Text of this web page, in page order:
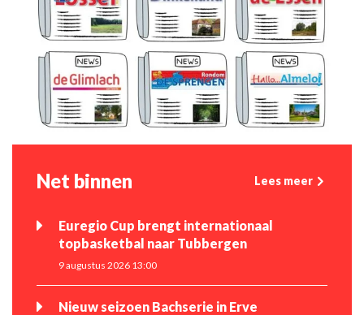
Net binnen Lees meer
Euregio Cup brengt internationaal
topbasketbal naar Tubbergen
9 augustus 2026 13:00
Nieuw seizoen Bachserie in Erve